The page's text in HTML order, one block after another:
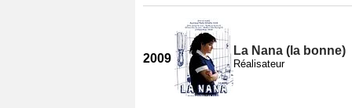
2009
La Nana (la bonne)
Réalisateur